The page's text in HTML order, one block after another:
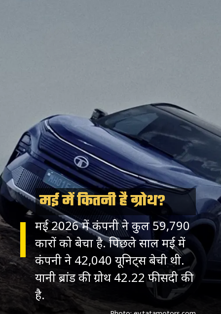
मई में कितनी है ग्रोथ?
मई 2026 में कंपनी ने कुल 59,790
कारों को बेचा है. पिछले साल मई में
कंपनी ने 42,040 यूनिट्स बेची थी.
यानी ब्रांड की ग्रोथ 42.22 फीसदी की
है.